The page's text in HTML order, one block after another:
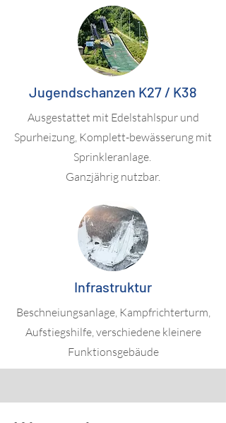
Jugendschanzen K27 / K38
Ausgestattet mit Edelstahlspur und
Spurheizung, Komplett-bewässerung mit
Sprinkleranlage.
Ganzjährig nutzbar.
Infrastruktur
Beschneiungsanlage, Kampfrichterturm,
Aufstiegshilfe, verschiedene kleinere
Funktionsgebäude